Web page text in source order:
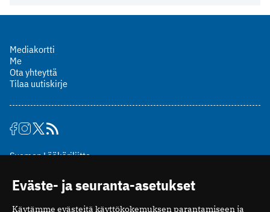
Mediakortti
Me
Ota yhteyttä
Tilaa uutiskirje
Suomen Lääkäriliitto
00510 Helsinki
puh. (09) 393 091
Eväste- ja seuranta-asetukset
Käytämme evästeitä käyttökokemuksen parantamiseen ja